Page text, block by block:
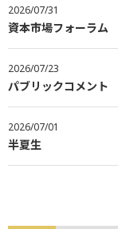
2026/07/31
資本市場フォーラム
2026/07/23
パブリックコメント
2026/07/01
半夏生